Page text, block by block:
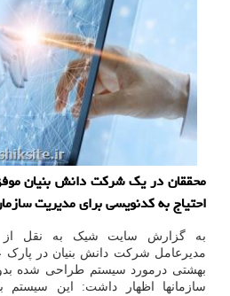
محققان در یك شركت دانش بنیان
احتیاج به كدنویسی برای مدیریت
به گزارش سایت شیک به نقل از
مدیرعامل شرکت دانش بنیان در پارک
بهشتی درمورد سیستم طراحی شده
سازمانها اظهار داشت: این سیستم